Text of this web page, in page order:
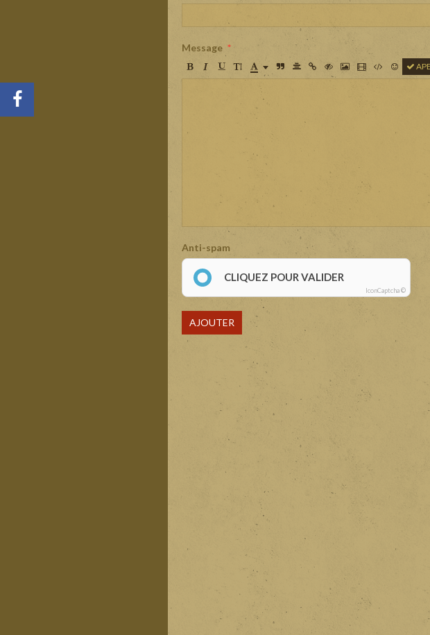
Message
Anti-spam
CLIQUEZ POUR VALIDER
IconCaptcha ©
AJOUTER